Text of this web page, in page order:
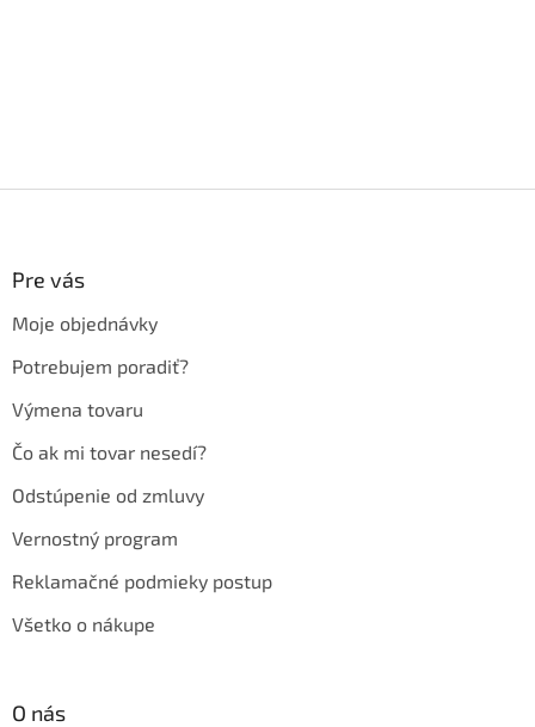
Pre vás
Moje objednávky
Potrebujem poradiť?
Výmena tovaru
Čo ak mi tovar nesedí?
Odstúpenie od zmluvy
Vernostný program
Reklamačné podmieky postup
Všetko o nákupe
O nás